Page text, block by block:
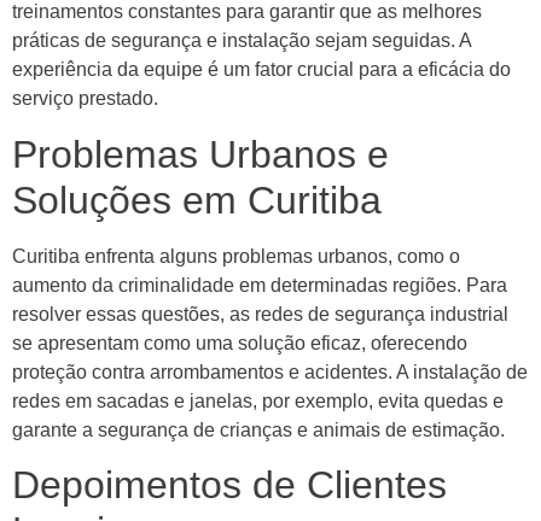
treinamentos constantes para garantir que as melhores
práticas de segurança e instalação sejam seguidas. A
experiência da equipe é um fator crucial para a eficácia do
serviço prestado.
Problemas Urbanos e
Soluções em Curitiba
Curitiba enfrenta alguns problemas urbanos, como o
aumento da criminalidade em determinadas regiões. Para
resolver essas questões, as redes de segurança industrial
se apresentam como uma solução eficaz, oferecendo
proteção contra arrombamentos e acidentes. A instalação de
redes em sacadas e janelas, por exemplo, evita quedas e
garante a segurança de crianças e animais de estimação.
Depoimentos de Clientes